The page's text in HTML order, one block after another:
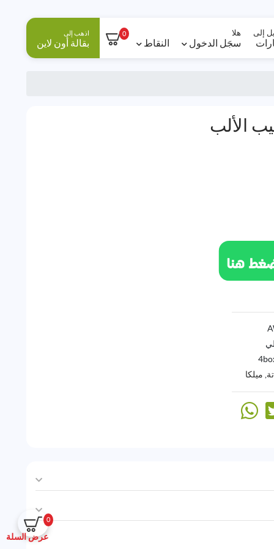
إلى هلا
سجَل الدخول النقاط
0 اذهب إلى
بقالة أون لاين
0
عرض السلة
الألب
, ميلكا